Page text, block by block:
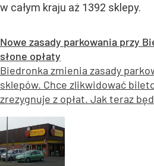
w całym kraju aż 1392 sklepy.
Nowe zasady parkowania przy
słone opłaty
Biedronka zmienia zasady
sklepów. Chce zlikwidować
zrezygnuje z opłat. Jak teraz